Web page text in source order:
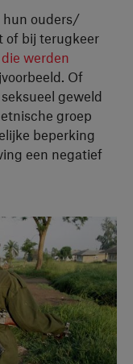
hun ouders/
of bij terugkeer
werden
Of
geweld
groep
beperking
een negatief